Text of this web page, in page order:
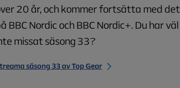
20 år, och kommer fortsätta med det
BBC Nordic och BBC Nordic+. Du har väl
missat säsong 33?
säsong 33 av Top Gear